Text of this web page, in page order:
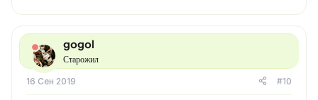
gogol
Старожил
16 Сен 2019 #10